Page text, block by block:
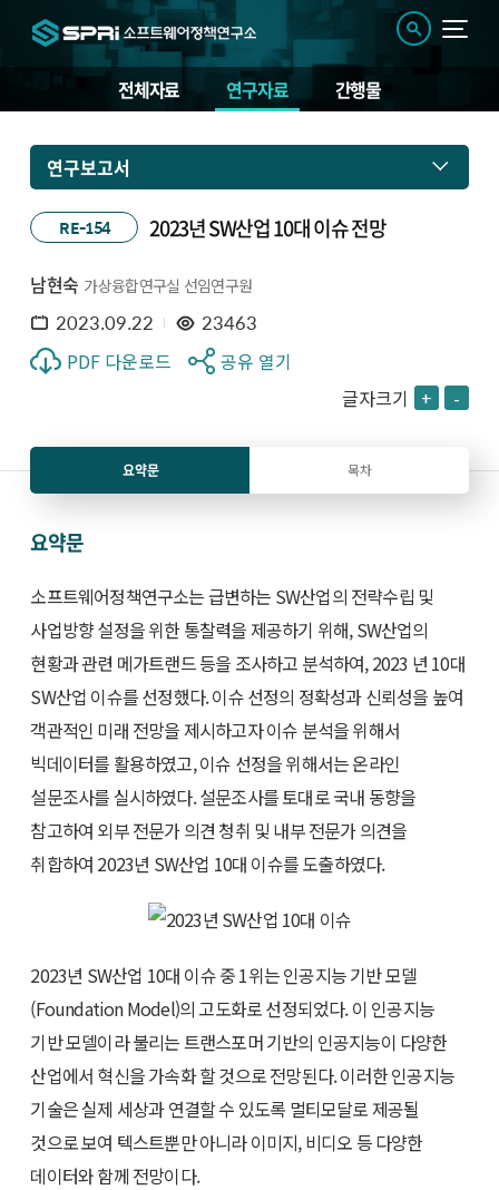
전체자료 연구자료 간행물
연구보고서
RE-154 2023년 SW산업 10대 이슈 전망
남현숙 가상융합연구실 선임연구원
2023.09.22 23463
PDF 다운로드
공유 열기
글자크기 + -
요약문 목차
요약문
소프트웨어정책연구소는 급변하는 SW산업의 전략수립 및
사업방향 설정을 위한 통찰력을 제공하기 위해, SW산업의
현황과 관련 메가트랜드 등을 조사하고 분석하여, 2023 년 10대
SW산업 이슈를 선정했다. 이슈 선정의 정확성과 신뢰성을 높여
객관적인 미래 전망을 제시하고자 이슈 분석을 위해서
빅데이터를 활용하였고, 이슈 선정을 위해서는 온라인
설문조사를 실시하였다. 설문조사를 토대로 국내 동향을
참고하여 외부 전문가 의견 청취 및 내부 전문가 의견을
취합하여 2023년 SW산업 10대 이슈를 도출하였다.
2023년 SW산업 10대 이슈 중 1위는 인공지능 기반 모델
(Foundation Model)의 고도화로 선정되었다. 이 인공지능
기반 모델이라 불리는 트랜스포머 기반의 인공지능이 다양한
산업에서 혁신을 가속화 할 것으로 전망된다. 이러한 인공지능
기술은 실제 세상과 연결할 수 있도록 멀티모달로 제공될
것으로 보여 텍스트뿐만 아니라 이미지, 비디오 등 다양한
데이터와 함께 전망이다.